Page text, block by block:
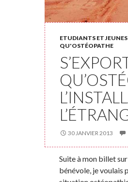
ETUDIANTS ET
QU'OSTÉOPATHE
30 JANVIER 2013
Suite à mon billet
bénévole, je voulais